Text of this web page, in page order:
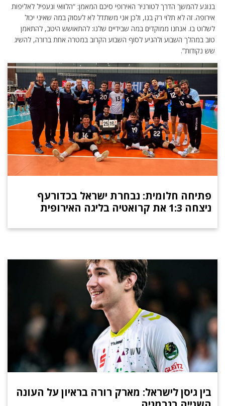
בנוגע להמשך הדרך לטורניר האירופי סיכם המאמן: “הלוואי ונעפיל לאליפות
אירופה. זה לא תלוי רק בנו, ולכן אני משתדל לא לעסוק במה שאיני יכול
לשלוט בו. אנחנו ממוקדים במה שבידיים שלנו: להתאושש היטב, להתאמן
טוב במהלך השבוע ולהגיע לסוף השבוע הקרוב במטרה אחת ברורה, להשיג
שש נקודות”.
פתיחה חלומית: נבחרת ישראל בכדורעף
ניצחה 1:3 את קרואטיה בליגה האירופית
בין גיסן לישראל: מארק רורה בראיון על העונה